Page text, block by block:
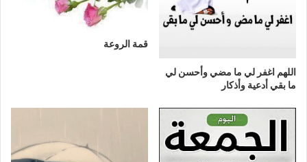
اللهم اغفر لي ما مضي وأحسن لي
ما بقي أدعية وأذكار
قمة الروعة